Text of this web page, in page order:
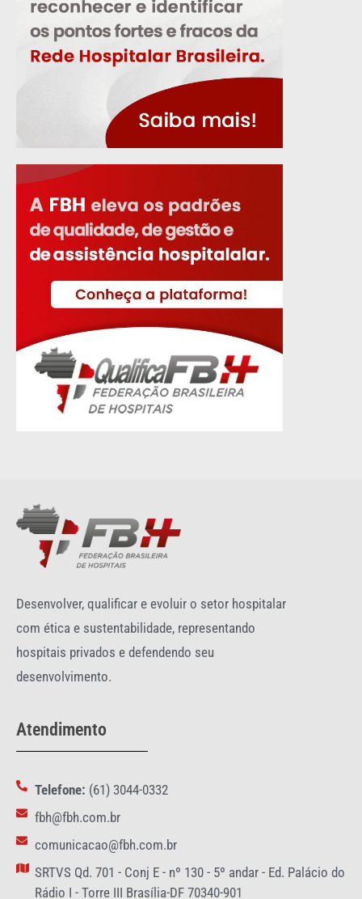
Desenvolver, qualificar e evoluir o setor hospitalar
com ética e sustentabilidade, representando
hospitais privados e defendendo seu
desenvolvimento.
Atendimento
Telefone: (61) 3044-0332
fbh@fbh.com.br
comunicacao@fbh.com.br
SRTVS Qd. 701 - Conj E - nº 130 - 5º andar - Ed. Palácio do
Rádio I - Torre III Brasília-DF 70340-901